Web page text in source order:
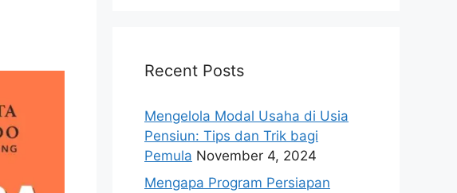
Recent Posts
Mengelola Modal Usaha di Usia
Pensiun: Tips dan Trik bagi
Pemula November 4, 2024
Mengapa Program Persiapan